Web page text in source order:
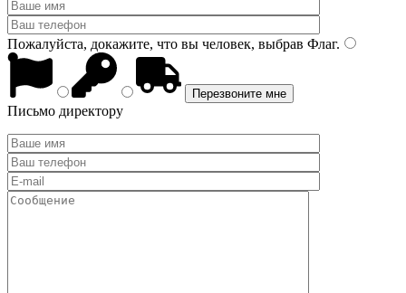
Пожалуйста, докажите, что вы человек, выбрав Флаг.
Письмо директору